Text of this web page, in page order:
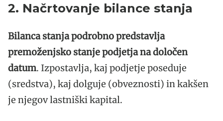
2. Načrtovanje bilance stanja
Bilanca stanja podrobno predstavlja
premoženjsko stanje podjetja na določen
datum. Izpostavlja, kaj podjetje poseduje
(sredstva), kaj dolguje (obveznosti) in kakšen
je njegov lastniški kapital.